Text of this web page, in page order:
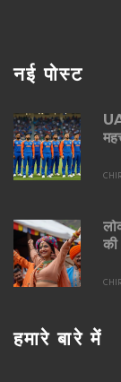
नई पोस्ट
की
हमारे बारे में